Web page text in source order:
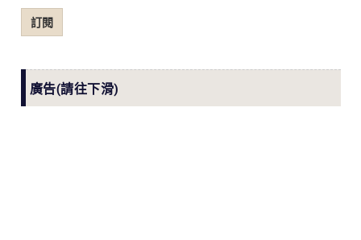
郵
件
訂閱
廣告(請往下滑)